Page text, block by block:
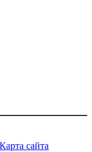
Карта сайта